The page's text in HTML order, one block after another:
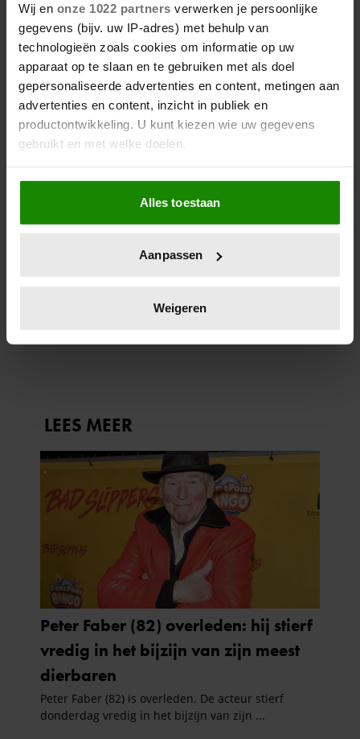
Wij en onze 1022 partners verwerken je persoonlijke
gegevens (bijv. uw IP-adres) met behulp van
technologieën zoals cookies om informatie op uw
apparaat op te slaan en te gebruiken met als doel
gepersonaliseerde advertenties en content, metingen aan
advertenties en content, inzicht in publiek en
productontwikkeling. U kunt kiezen wie uw gegevens
gebruikt en met welke doelen.
Als u het toestaat, willen we ook graag:
Informatie verzamelen over uw geografische
locatie, die tot een paar meter nauwkeurig kan zijn
scannen op specifieke eigenschappen (fingerprinting)
verwerkt en stel uw voorkeuren in het
intrekken in de Cookieverklaring.
en om ons websiteverkeer te analyseren. Ook delen we
partners voor social media, adverteren en analyse. Deze
partners kunnen deze gegevens combineren met andere
informatie die u aan ze heeft verstrekt of die ze hebben
verzameld op basis van uw gebruik van hun services. U
gaat akkoord met onze cookies als u onze website blijft
gebruiken.
Alles toestaan
Aanpassen
Weigeren
7 augustus 2026
PETER FABER (82) OVERLEDEN:
HIJ STIERF VREDIG IN HET
BIJZIJN VAN ZIJN MEEST
DIERBAREN
REALITYSHOW VOOR TIMOTHY